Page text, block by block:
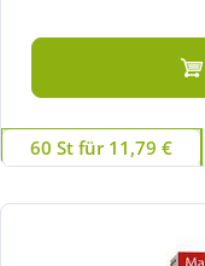
60 St für 11,79 €